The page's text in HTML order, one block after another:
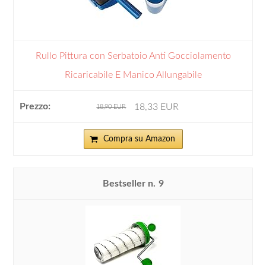
Rullo Pittura con Serbatoio Anti Gocciolamento
Ricaricabile E Manico Allungabile
18,90 EUR 18,33 EUR
Compra su Amazon
9